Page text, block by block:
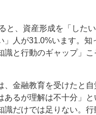
と、資産形成を「した
」人が31.0%います。知
識と行動のギャップ」
、金融教育を受けたと
あるが理解は不十分」
識だけでは足りない。行